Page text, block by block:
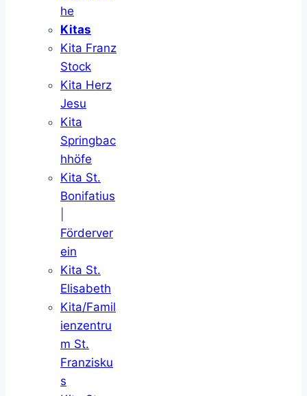
he
Kitas
Kita Franz
Stock
Kita Herz
Jesu
Kita
Springbac
hhöfe
Kita St.
Bonifatius
Förderver
ein
Kita St.
Elisabeth
Kita/Famil
ienzentru
m St.
Franzisku
s